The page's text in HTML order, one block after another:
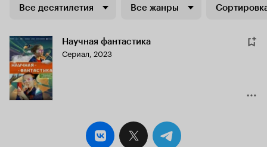
Все десятилетия Все жанры
Научная фантастика
Сериал, 2023